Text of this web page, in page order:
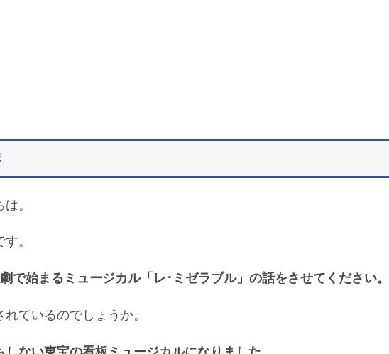
。
。
で始まるミュージカル「レ･ミゼラブル」の話をさせてください。
ているのでしょうか。